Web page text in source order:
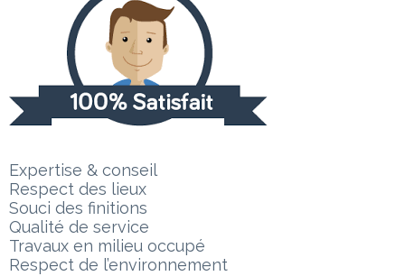
Expertise & conseil
Respect des lieux
Souci des finitions
Qualité de service
Travaux en milieu occupé
Respect de l’environnement